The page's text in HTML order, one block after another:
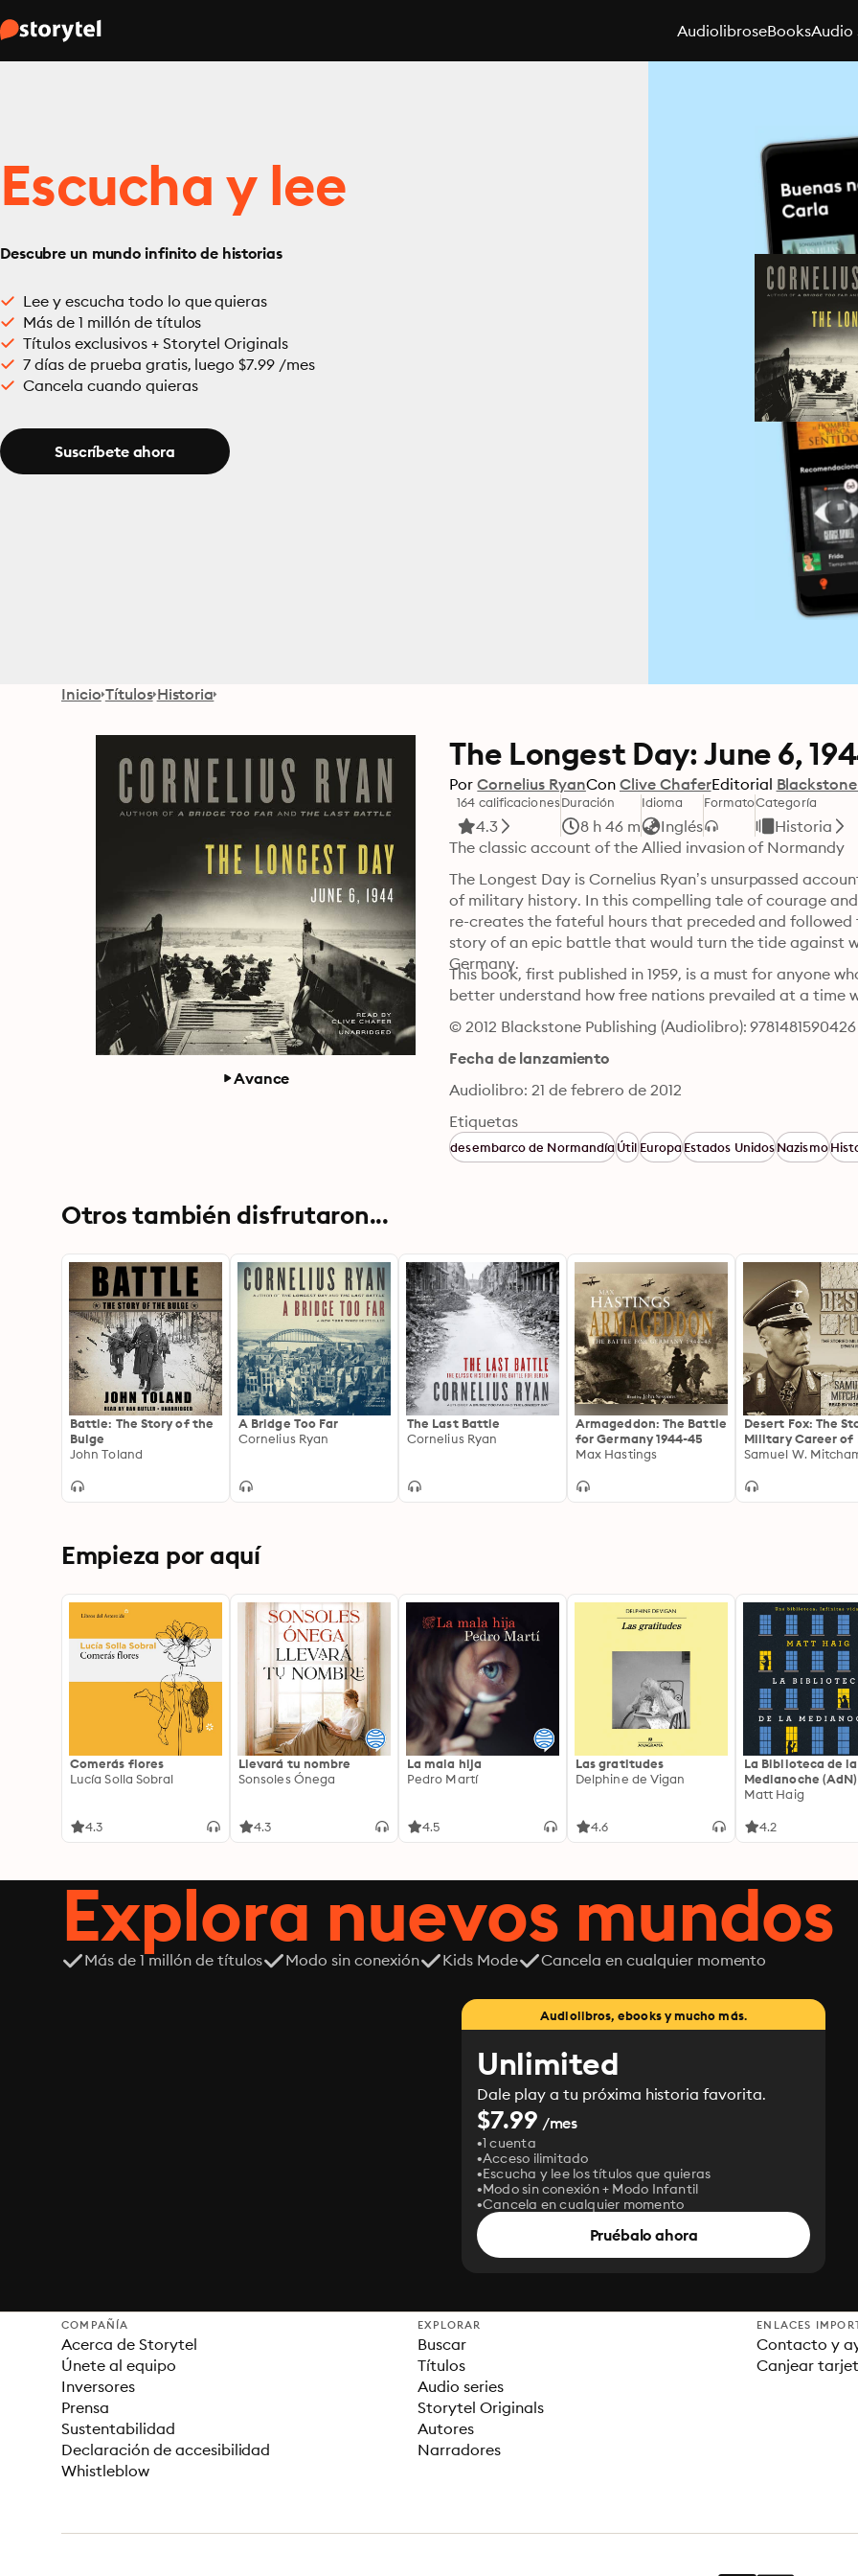
AudiolibroseBooksAudio
Escucha y lee
Descubre un mundo infinito de historias
Lee y escucha todo lo que quieras
Más de 1 millón de títulos
Títulos exclusivos + Storytel Originals
7 días de prueba gratis, luego $7.99 /mes
Cancela cuando quieras
Suscríbete ahora
Inicio Títulos Historia
Avance
The Longest Day: June 6,
Por Cornelius RyanCon Clive ChaferEditorial
164 calificaciones
4.3
Duración
8 h 46 m
Idioma
Inglés
FormatoCategoría
Historia
The classic account of the Allied invasion of Normandy
The Longest Day is Cornelius Ryan’s unsurpassed
of military history. In this compelling tale of courage
re-creates the fateful hours that preceded and
story of an epic battle that would turn the tide against
Germany.
This book, first published in 1959, is a must for anyone
better understand how free nations prevailed at a time
© 2012 Blackstone Publishing (Audiolibro): 9781481590426
Fecha de lanzamiento
Audiolibro: 21 de febrero de 2012
Etiquetas
desembarco de NormandíaÚtilEuropaEstados UnidosNazismo
Otros también disfrutaron...
Battle: The Story of the
Bulge
John Toland
A Bridge Too Far
Cornelius Ryan
The Last Battle
Cornelius Ryan
Armageddon: The Battle
for Germany 1944-45
Max Hastings
Desert Fox: The
Military Career of
Rommel
Samuel W.
Empieza por aquí
Comerás flores
Lucía Solla Sobral
4.3
Llevará tu nombre
Sonsoles Ónega
4.3
La mala hija
Pedro Martí
4.5
Las gratitudes
Delphine de Vigan
4.6
La Biblioteca de la
Medianoche (AdN)
Matt Haig
4.2
Explora nuevos mundos
Más de 1 millón de títulos Modo sin conexión Kids Mode Cancela en cualquier momento
Audiolibros, ebooks y mucho más.
Unlimited
Dale play a tu próxima historia favorita.
$7.99 /mes
1 cuenta
Acceso ilimitado
Escucha y lee los títulos que quieras
Modo sin conexión + Modo Infantil
Cancela en cualquier momento
Pruébalo ahora
COMPAÑÍA
Acerca de Storytel
Únete al equipo
Inversores
Prensa
Sustentabilidad
Declaración de accesibilidad
Whistleblow
EXPLORAR
Buscar
Títulos
Audio series
Storytel Originals
Autores
Narradores
ENLACES
Contacto y
Canjear